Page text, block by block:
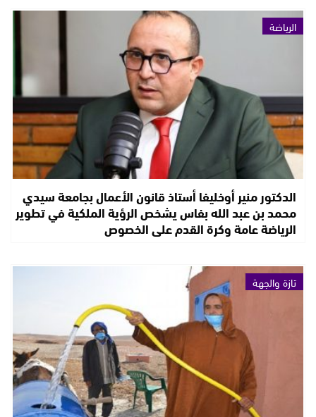
الرياضة
الدكتور منير أوخليفا أستاذ قانون الأعمال بجامعة سيدي
محمد بن عبد الله بفاس يشخص الرؤية الملكية في تطوير
الرياضة عامة وكرة القدم على الخصوص
تازة والجهة